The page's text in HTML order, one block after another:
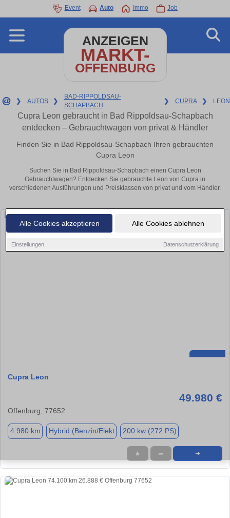
Alle Cookies akzeptieren Alle Cookies ablehnen
Einstellungen Datenschutzerklärung
Event Auto Immo Job
ANZEIGEN
MARKT-
OFFENBURG
❯ AUTOS ❯
BAD-RIPPOLDSAU-
SCHAPBACH
❯ CUPRA ❯ LEON
Cupra Leon gebraucht in Bad Rippoldsau-Schapbach
entdecken – Gebrauchtwagen von privat & Händler
Finden Sie in Bad Rippoldsau-Schapbach Ihren gebrauchten
Cupra Leon
Suchen Sie in Bad Rippoldsau-Schapbach einen Cupra Leon
Gebrauchtwagen? Entdecken Sie gebrauchte Leon von Cupra in
verschiedenen Ausführungen und Preisklassen von privat und vom Händler.
Cupra Leon
49.980 €
Offenburg, 77652
4.980 km Hybrid (Benzin/Elekt 200 kw (272 PS)
★ ➦ ➜